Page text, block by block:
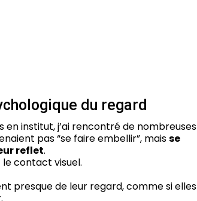
du regard
en institut, j’ai rencontré de nombreuses
pas “se faire embellir”, maisse
reflet.
contact visuel.
presque de leur regard, comme si elles